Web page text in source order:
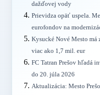
dažďovej vody
Prievidza opäť uspela.
eurofondov na
Kysucké Nové Mesto má
viac ako 1,7 mil. eur
FC Tatran Prešov hľadá
do 20. júla 2026
Aktualizácia: Mesto